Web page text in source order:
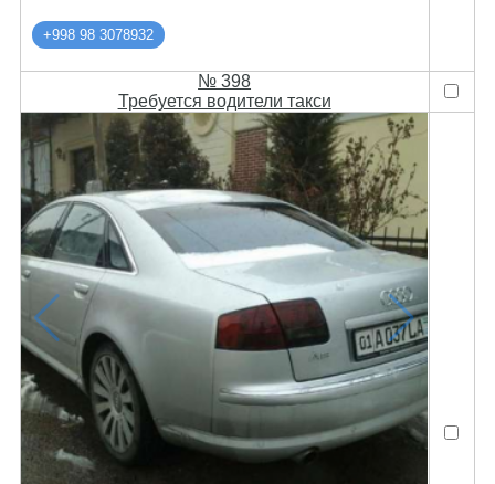
+998 98 3078932
№ 398
Требуется водители такси